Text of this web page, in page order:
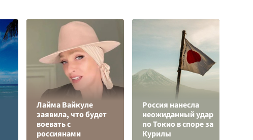
Лайма Вайкуле
заявила, что будет
воевать с
россиянами
Россия нанесла
неожиданный удар
по Токио в споре за
Курилы